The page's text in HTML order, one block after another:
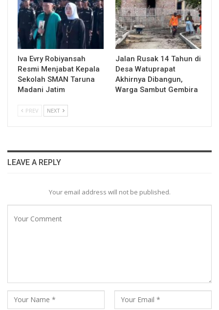
Iva Evry Robiyansah
Resmi Menjabat Kepala
Sekolah SMAN Taruna
Madani Jatim
Jalan Rusak 14 Tahun di
Desa Watuprapat
Akhirnya Dibangun,
Warga Sambut Gembira
PREV NEXT
LEAVE A REPLY
Your email address will not be published.